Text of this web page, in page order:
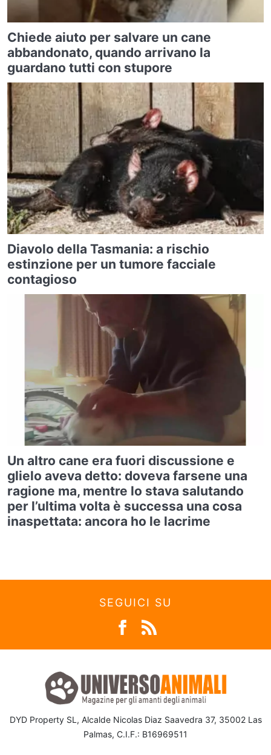
Chiede aiuto per salvare un cane
abbandonato, quando arrivano la
guardano tutti con stupore
Diavolo della Tasmania: a rischio
estinzione per un tumore facciale
contagioso
Un altro cane era fuori discussione e
glielo aveva detto: doveva farsene una
ragione ma, mentre lo stava salutando
per l’ultima volta è successa una cosa
inaspettata: ancora ho le lacrime
SEGUICI SU
DYD Property SL, Alcalde Nicolas Diaz Saavedra 37, 35002 Las
Palmas, C.I.F.: B16969511